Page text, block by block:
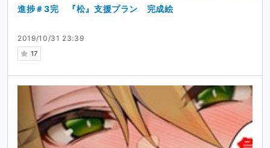
2019/10/31 23:39
17
進捗＃3完 『松』支援プラン 完成絵